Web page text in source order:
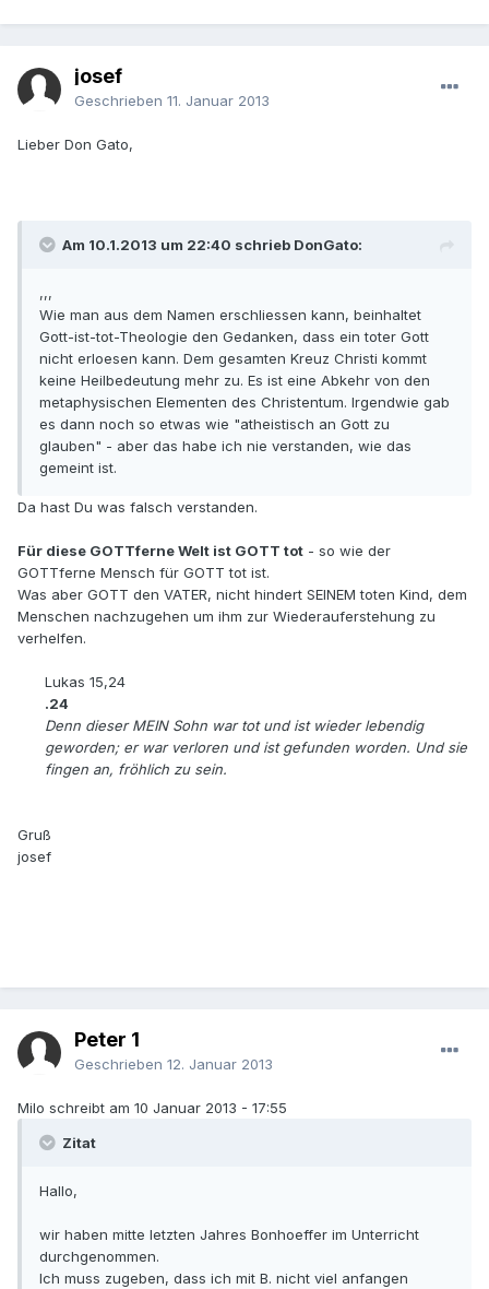
josef
Geschrieben 11. Januar 2013
Lieber Don Gato,
Am 10.1.2013 um 22:40 schrieb DonGato:
,,,
Wie man aus dem Namen erschliessen kann, beinhaltet
Gott-ist-tot-Theologie den Gedanken, dass ein toter Gott
nicht erloesen kann. Dem gesamten Kreuz Christi kommt
keine Heilbedeutung mehr zu. Es ist eine Abkehr von den
metaphysischen Elementen des Christentum. Irgendwie gab
es dann noch so etwas wie "atheistisch an Gott zu
glauben" - aber das habe ich nie verstanden, wie das
gemeint ist.
Da hast Du was falsch verstanden.
Für diese GOTTferne Welt ist GOTT tot - so wie der
GOTTferne Mensch für GOTT tot ist.
Was aber GOTT den VATER, nicht hindert SEINEM toten Kind, dem
Menschen nachzugehen um ihm zur Wiederauferstehung zu
verhelfen.
Lukas 15,24
.24
Denn dieser MEIN Sohn war tot und ist wieder lebendig
geworden; er war verloren und ist gefunden worden. Und sie
fingen an, fröhlich zu sein.
Gruß
josef
Peter 1
Geschrieben 12. Januar 2013
Milo schreibt am 10 Januar 2013 - 17:55
Zitat
Hallo,
wir haben mitte letzten Jahres Bonhoeffer im Unterricht
durchgenommen.
Ich muss zugeben, dass ich mit B. nicht viel anfangen